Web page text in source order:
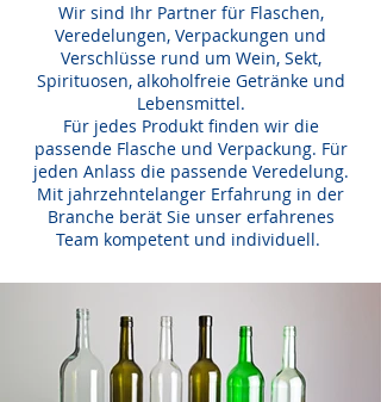
Wir sind Ihr Partner für Flaschen,
Veredelungen, Verpackungen und
Verschlüsse rund um Wein, Sekt,
Spirituosen, alkoholfreie Getränke und
Lebensmittel.
Für jedes Produkt finden wir die
passende Flasche und Verpackung. Für
jeden Anlass die passende Veredelung.
Mit jahrzehntelanger Erfahrung in der
Branche berät Sie unser erfahrenes
Team kompetent und individuell.